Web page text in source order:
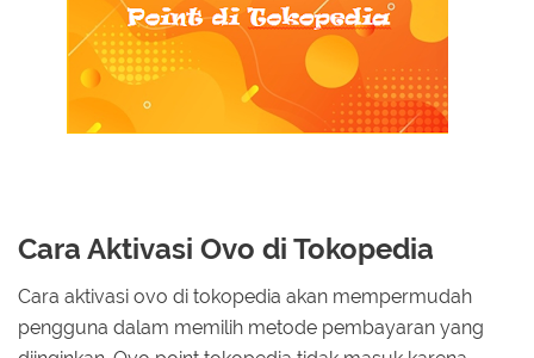
Cara Aktivasi Ovo di Tokopedia
Cara aktivasi ovo di tokopedia akan mempermudah
pengguna dalam memilih metode pembayaran yang